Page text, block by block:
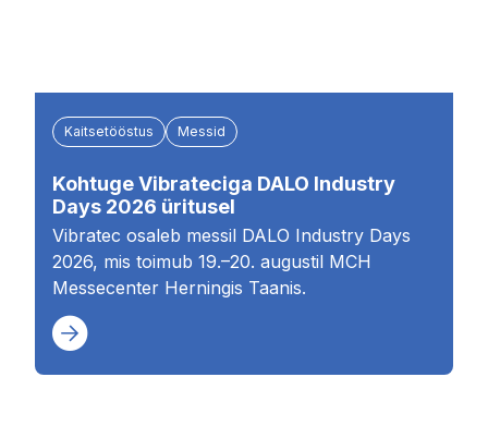
Kaitsetööstus Messid
Kohtuge Vibrateciga DALO Industry
Days 2026 üritusel
Vibratec osaleb messil DALO Industry Days
2026, mis toimub 19.–20. augustil MCH
Messecenter Herningis Taanis.